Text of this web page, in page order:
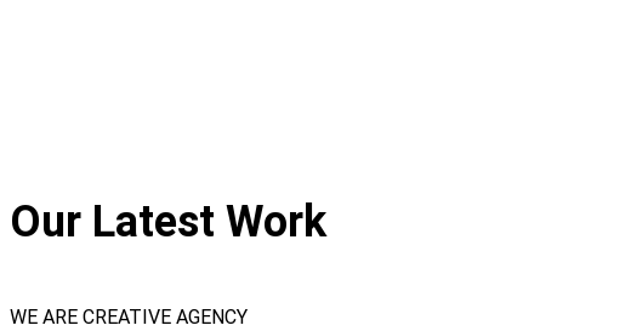
Our Latest Work
WE ARE CREATIVE AGENCY